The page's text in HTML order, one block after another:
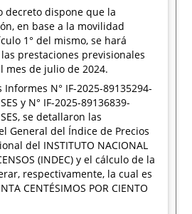
decreto dispone que la
en base a la movilidad
1° del mismo, se hará
prestaciones previsionales
mes de julio de 2024.
N° IF-2025-89135294-
y N° IF-2025-89136839-
se detallaron las
General del Índice de Precios
del INSTITUTO NACIONAL
(INDEC) y el cálculo de la
respectivamente, la cual es
CENTÉSIMOS POR CIENTO